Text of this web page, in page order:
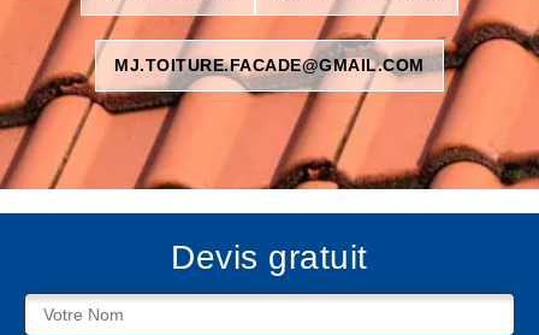
MJ.TOITURE.FACADE@GMAIL.COM
Devis gratuit